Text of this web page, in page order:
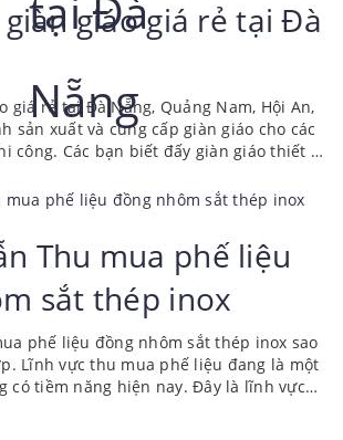
giáo giá rẻ tại Đà
giá rẻ tại Đà Nẵng, Quảng Nam, Hội An,
sản xuất và cung cấp giàn giáo cho các
công. Các bạn biết đấy giàn giáo thiết bị
đầu tư hoặc thuê lại để thi công. Giàn
một công trình. Điều này có thể bao
chẳng hạn như kết nối...
Thu mua phế liệu
sắt thép inox
phế liệu đồng nhôm sắt thép inox sao
Lĩnh vực thu mua phế liệu đang là một
có tiềm năng hiện nay. Đây là lĩnh vực